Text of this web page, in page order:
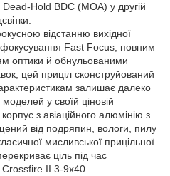
Dead-Hold BDC (MOA) у другій
відстанню вихідної
фокусування Fast Focus, повним
оптики й обнульованими
цей приціл сконструйований
залишає далеко
у своїй ціновій
з авіаційного алюмінію з
від подряпин, вологи, пилу
мисливської прицільної
ціль під час
Crossfire II 3-9x40